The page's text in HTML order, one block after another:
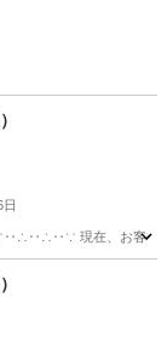
日
現在、お客様から多
フ